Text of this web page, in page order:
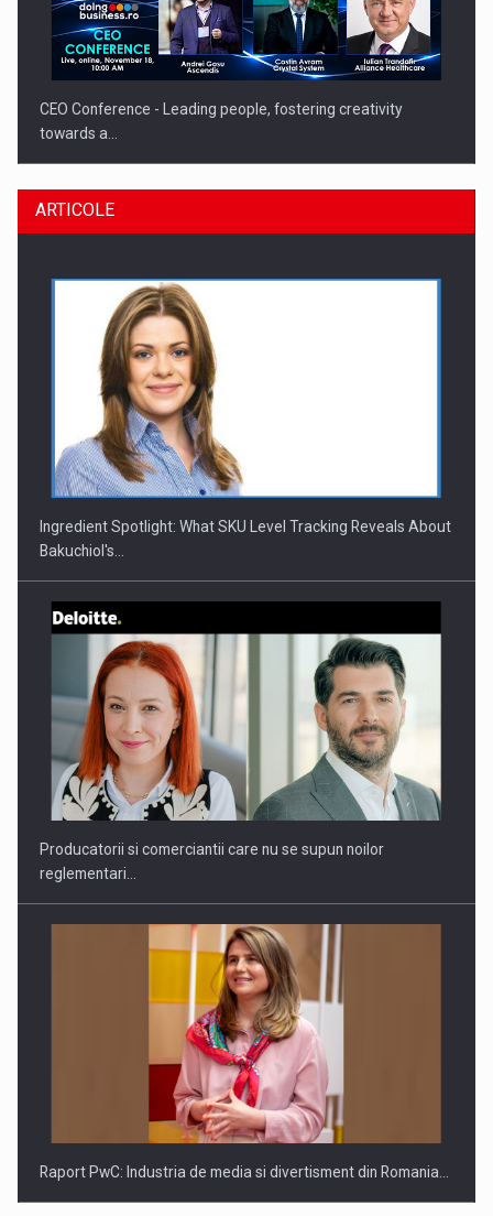
CEO Conference - Leading people, fostering creativity
towards a…
CEO Conference - Shaping The Future - Technology and…
Webinar - Business Evolution-RETHINK STRATEGY-Finantare
Investitii Digitalizare
ARTICOLE
Ingredient Spotlight: What SKU Level Tracking Reveals About
Bakuchiol's…
Producatorii si comerciantii care nu se supun noilor
reglementari…
Raport PwC: Industria de media si divertisment din Romania…